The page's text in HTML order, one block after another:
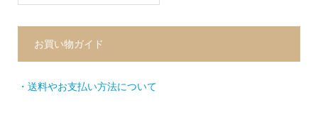
お買い物ガイド
・送料やお支払い方法について